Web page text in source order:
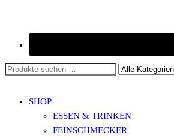
SHOP
ESSEN & TRINKEN
FEINSCHMECKER